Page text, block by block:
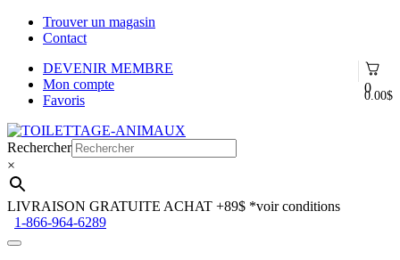
Trouver un magasin
Contact
0
0.00$
DEVENIR MEMBRE
Mon compte
Favoris
Aller
à
la
navigation
Aller
au
contenu
Rechercher
×
LIVRAISON GRATUITE ACHAT +89$ *voir conditions
1-866-964-6289